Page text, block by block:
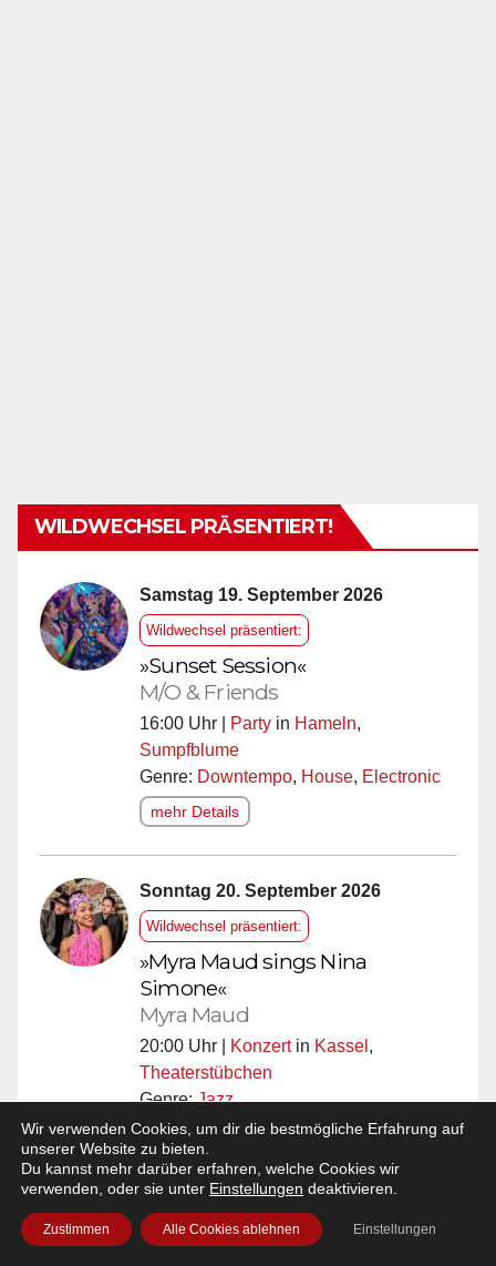
WILDWECHSEL PRÄSENTIERT!
Samstag 19. September 2026
Wildwechsel präsentiert:
»Sunset Session«
M/O & Friends
16:00 Uhr | Party in Hameln,
Sumpfblume
Genre: Downtempo, House, Electronic
mehr Details
Sonntag 20. September 2026
Wildwechsel präsentiert:
»Myra Maud sings Nina
Simone«
Myra Maud
20:00 Uhr | Konzertin Kassel ,
Theaterstübchen
Genre:Jazz
Hier gibts dieTickets!
mehr Details
Samstag 14. November 2026
Wir verwenden Cookies, um dir die bestmögliche Erfahrung auf
unserer Website zu bieten.
Du kannst mehr darüber erfahren, welche Cookies wir
verwenden, oder sie unter Einstellungen deaktivieren.
Zustimmen Alle Cookies ablehnen Einstellungen